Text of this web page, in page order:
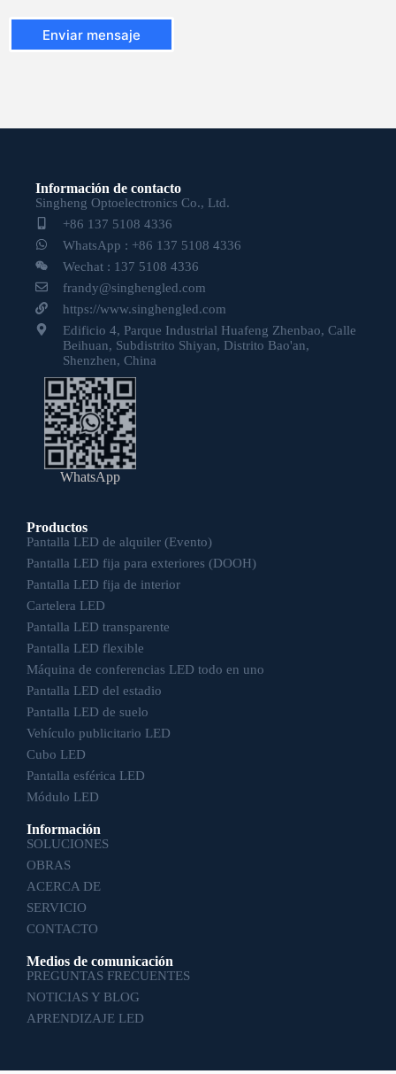
Enviar mensaje
Información de contacto
Singheng Optoelectronics Co., Ltd.
+86 137 5108 4336
WhatsApp : +86 137 5108 4336
Wechat : 137 5108 4336
frandy@singhengled.com
https://www.singhengled.com
Edificio 4, Parque Industrial Huafeng Zhenbao, Calle
Beihuan, Subdistrito Shiyan, Distrito Bao'an,
Shenzhen, China
WhatsApp
Productos
Pantalla LED de alquiler (Evento)
Pantalla LED fija para exteriores (DOOH)
Pantalla LED fija de interior
Cartelera LED
Pantalla LED transparente
Pantalla LED flexible
Máquina de conferencias LED todo en uno
Pantalla LED del estadio
Pantalla LED de suelo
Vehículo publicitario LED
Cubo LED
Pantalla esférica LED
Módulo LED
Información
SOLUCIONES
OBRAS
ACERCA DE
SERVICIO
CONTACTO
Medios de comunicación
PREGUNTAS FRECUENTES
NOTICIAS Y BLOG
APRENDIZAJE LED